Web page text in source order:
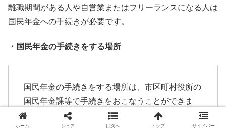
離職期間がある人や自営業またはフリーランスになる人は
国民年金への手続きが必要です。
・国民年金の手続きをする場所
国民年金の手続きをする場所は、 市区町村役所の
国民年金課等で手続きをおこなうことができま
す。
ホーム シェア 目次へ トップ サイドバー